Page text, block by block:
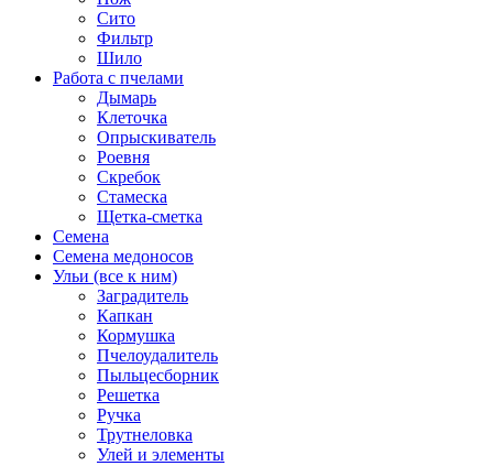
Сито
Фильтр
Шило
Работа с пчелами
Дымарь
Клеточка
Опрыскиватель
Роевня
Скребок
Стамеска
Щетка-сметка
Семена
Семена медоносов
Ульи (все к ним)
Заградитель
Капкан
Кормушка
Пчелоудалитель
Пыльцесборник
Решетка
Ручка
Трутнеловка
Улей и элементы